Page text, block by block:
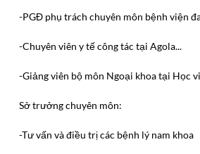
-PGĐ phụ trách chuyên môn bệnh viện
-Chuyên viên y tế công tác tại Agola...
-Giảng viên bộ môn Ngoại khoa tại Học
Sở trưởng chuyên môn:
-Tư vấn và điều trị các bệnh lý nam khoa